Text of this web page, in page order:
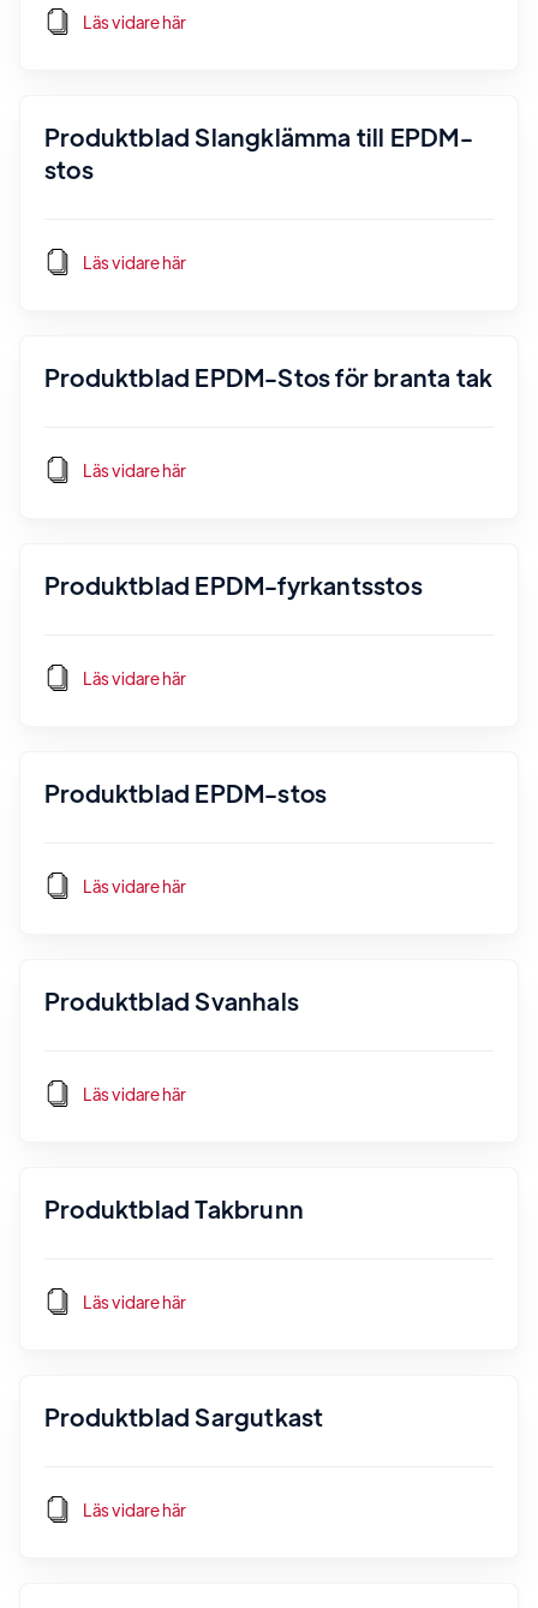
Läs vidare här
Produktblad Slangklämma till EPDM-
stos
Läs vidare här
Produktblad EPDM-Stos för branta tak
Läs vidare här
Produktblad EPDM-fyrkantsstos
Läs vidare här
Produktblad EPDM-stos
Läs vidare här
Produktblad Svanhals
Läs vidare här
Produktblad Takbrunn
Läs vidare här
Produktblad Sargutkast
Läs vidare här